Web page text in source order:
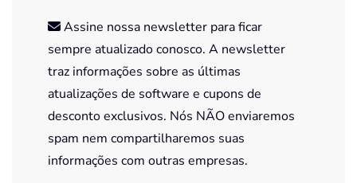
Assine nossa newsletter para ficar
sempre atualizado conosco. A newsletter
traz informações sobre as últimas
atualizações de software e cupons de
desconto exclusivos. Nós NÃO enviaremos
spam nem compartilharemos suas
informações com outras empresas.